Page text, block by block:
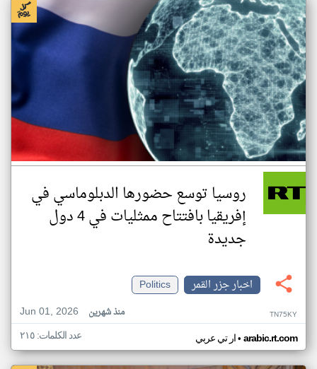
روسيا توسع حضورها الدبلوماسي في
إفريقيا بافتتاح ممثليات في 4 دول
جديدة
اخبار جزر القمر
Politics
Jun 01, 2026
منذ شهرين TN75KY
ار تي عربي• arabic.rt.com عدد الكلمات: ٢١٥